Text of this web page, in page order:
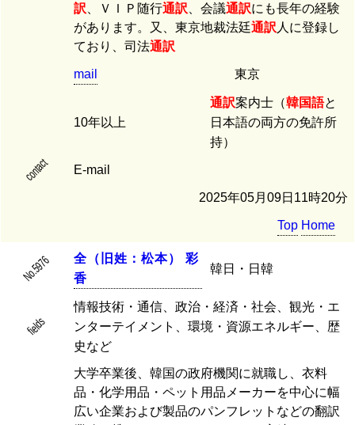
訳 、ＶＩＰ随行通訳 、会議通訳にも長年の経験
があります。又、東京地裁法廷通訳 人に登録し
ており、司法通訳
mail 東京
10年以上
通訳案内士（韓国語と
日本語の両方の免許所
持）
contact E-mail
2025年05月09日11時20分
Top Home
No.5976 全 （ 旧 姓 ： 松本）
彩
香
韓日・日韓
fields
情報技術・通信、政治・経済・社会、観光・エ
ンターテイメント、環境・資源エネルギー、歴
史など
大学卒業後、韓国の政府機関に就職し、衣料
品・化学用品・ペット用品メーカーを中心に幅
広い企業および製品のパンフレットなどの翻訳